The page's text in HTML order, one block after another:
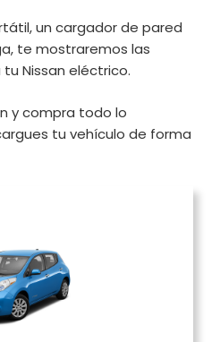
un cargador de pared
te mostraremos las
Nissan eléctrico.
y compra todo lo
tu vehículo de forma